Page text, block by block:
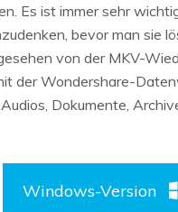
Es ist immer sehr
bevor man sie
von der MKV-
der Wondershare-
Dokumente,
Windows-Version